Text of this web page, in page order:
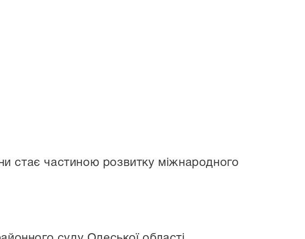
стає частиною розвитку міжнародного